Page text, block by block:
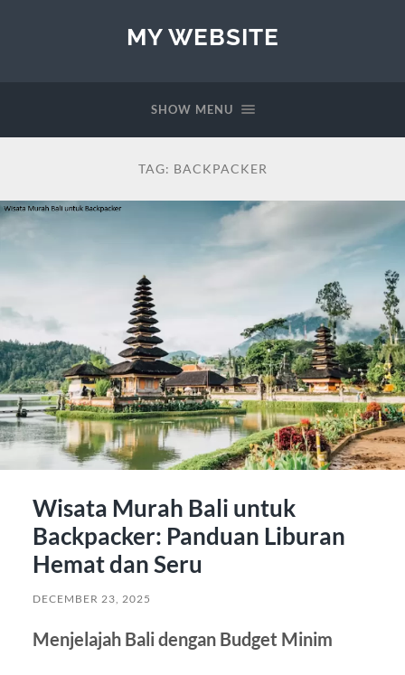
MY WEBSITE
SHOW MENU
TAG: BACKPACKER
Wisata Murah Bali untuk
Backpacker: Panduan Liburan
Hemat dan Seru
DECEMBER 23, 2025
Menjelajah Bali dengan Budget Minim